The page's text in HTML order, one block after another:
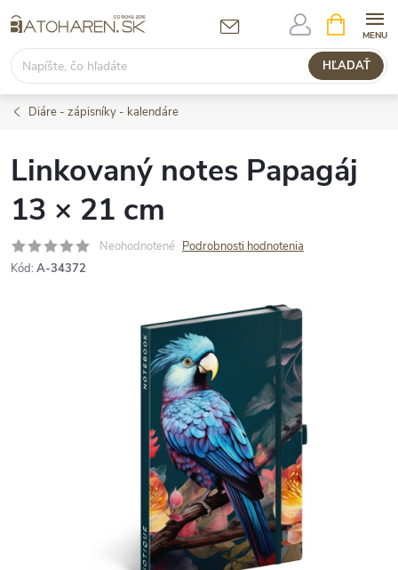
na
obsah
HĽADAŤ
KOŠÍK
Diáre - zápisníky - kalendáre
Linkovaný notes Papagáj
13 × 21 cm
Neohodnotené Podrobnosti hodnotenia
Kód: A-34372